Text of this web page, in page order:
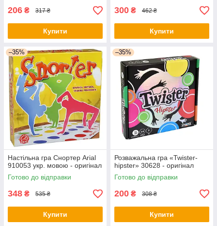
206 ₴ 317 ₴
Купити
300 ₴ 462 ₴
Купити
–35%
Настільна гра Снортер Arial
910053 укр. мовою - оригінал
Готово до відправки
348 ₴ 535 ₴
Купити
–35%
Розважальна гра «Twister-
hipster» 30628 - оригінал
Готово до відправки
200 ₴ 308 ₴
Купити